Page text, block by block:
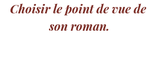
Choisir le point de vue de
son roman.